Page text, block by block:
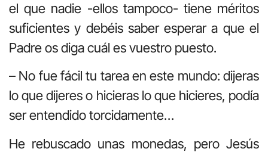
el que nadie -ellos tampoco- tiene méritos
suficientes y debéis saber esperar a que el
Padre os diga cuál es vuestro puesto.
– No fue fácil tu tarea en este mundo: dijeras
lo que dijeres o hicieras lo que hicieres, podía
ser entendido torcidamente…
He rebuscado unas monedas, pero Jesús